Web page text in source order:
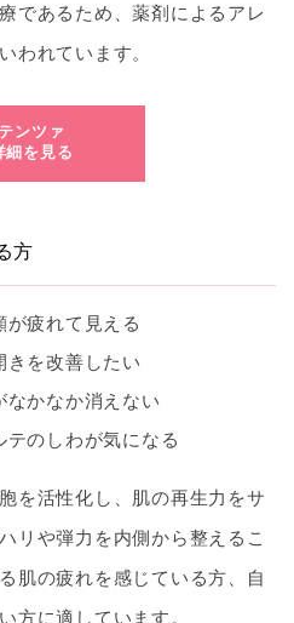
であるため、薬剤によるアレ
われています。
ンツァ
細を見る
方
が疲れて見える
きを改善したい
なかなか消えない
のしわが気になる
を活性化し、肌の再生力をサ
リや弾力を内側から整えるこ
肌の疲れを感じている方、自
方に適しています。